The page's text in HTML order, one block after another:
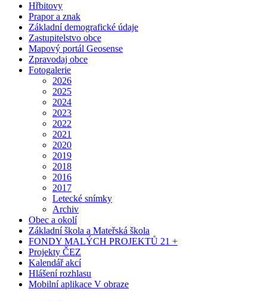
Hřbitovy
Prapor a znak
Základní demografické údaje
Zastupitelstvo obce
Mapový portál Geosense
Zpravodaj obce
Fotogalerie
2026
2025
2024
2023
2022
2021
2020
2019
2018
2016
2017
Letecké snímky
Archiv
Obec a okolí
Základní škola a Mateřská škola
FONDY MALÝCH PROJEKTŮ 21 +
Projekty ČEZ
Kalendář akcí
Hlášení rozhlasu
Mobilní aplikace V obraze